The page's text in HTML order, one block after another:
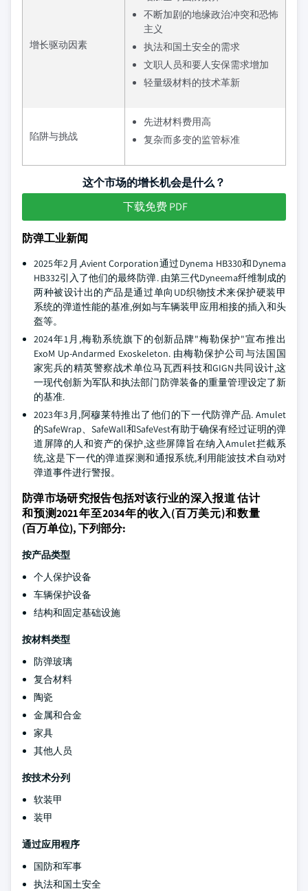
增长驱动因素
不断加剧的地缘政治冲突和恐怖
主义
执法和国土安全的需求
文职人员和要人安保需求增加
轻量级材料的技术革新
陷阱与挑战
先进材料费用高
复杂而多变的监管标准
这个市场的增长机会是什么？
下载免费 PDF
防弹工业新闻
2025年2月,Avient Corporation通过Dynema HB330和Dynema
HB332引入了他们的最终防弹. 由第三代Dyneema纤维制成的
两种被设计出的产品是通过单向UD织物技术来保护硬装甲
系统的弹道性能的基准,例如与车辆装甲应用相接的插入和头
盔等。
2024年1月,梅勒系统旗下的创新品牌"梅勒保护"宣布推出
ExoM Up-Andarmed Exoskeleton. 由梅勒保护公司与法国国
家宪兵的精英警察战术单位马瓦西科技和GIGN共同设计,这
一现代创新为军队和执法部门防弹装备的重量管理设定了新
的基准.
2023年3月,阿穆莱特推出了他们的下一代防弹产品. Amulet
的SafeWrap、SafeWall和SafeVest有助于确保有经过证明的弹
道屏障的人和资产的保护,这些屏障旨在纳入Amulet拦截系
统,这是下一代的弹道探测和通报系统,利用能波技术自动对
弹道事件进行警报。
防弹市场研究报告包括对该行业的深入报道 估计
和预测2021年至2034年的收入(百万美元)和数量
(百万单位), 下列部分:
按产品类型
个人保护设备
车辆保护设备
结构和固定基础设施
按材料类型
防弹玻璃
复合材料
陶瓷
金属和合金
家具
其他人员
按技术分列
软装甲
装甲
通过应用程序
国防和军事
执法和国土安全